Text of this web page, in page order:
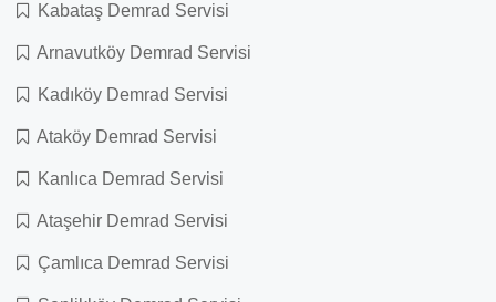
Kabataş Demrad Servisi
Arnavutköy Demrad Servisi
Kadıköy Demrad Servisi
Ataköy Demrad Servisi
Kanlıca Demrad Servisi
Ataşehir Demrad Servisi
Çamlıca Demrad Servisi